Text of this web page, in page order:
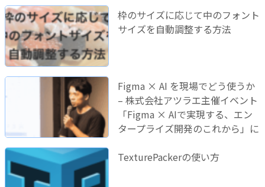
枠のサイズに応じて中のフォント
サイズを自動調整する方法
Figma × AI を現場でどう使うか
– 株式会社アツラエ主催イベント
「Figma × AIで実現する、エン
タープライズ開発のこれから」に
TexturePackerの使い方